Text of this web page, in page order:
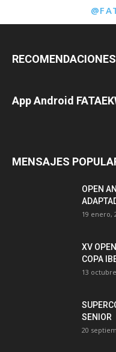
App Android
MENSAJES
OPEN
19 enero,
XV
COPA
13
SENIOR
20